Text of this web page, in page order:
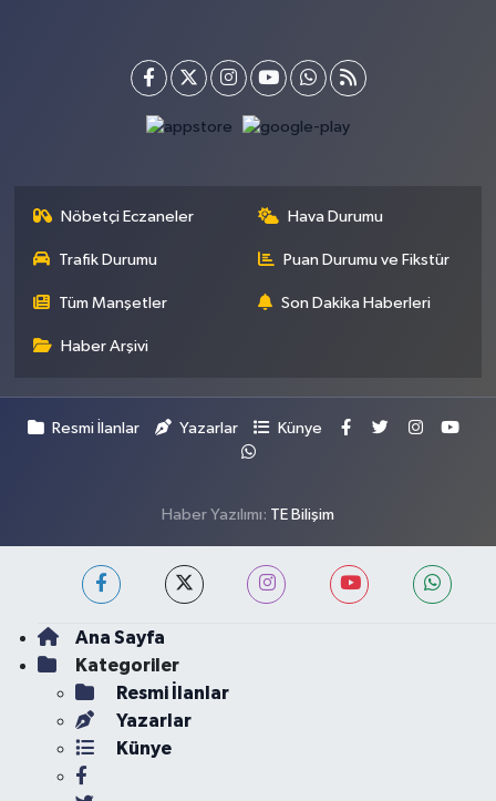
Nöbetçi Eczaneler Hava Durumu
Trafik Durumu Puan Durumu ve Fikstür
Tüm Manşetler Son Dakika Haberleri
Haber Arşivi
Resmi İlanlar Yazarlar Künye
Haber Yazılımı: TE Bilişim
Ana Sayfa
Kategoriler
Resmi İlanlar
Yazarlar
Künye